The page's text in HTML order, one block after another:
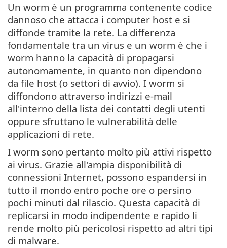
Un worm è un programma contenente codice
dannoso che attacca i computer host e si
diffonde tramite la rete. La differenza
fondamentale tra un virus e un worm è che i
worm hanno la capacità di propagarsi
autonomamente, in quanto non dipendono
da file host (o settori di avvio). I worm si
diffondono attraverso indirizzi e-mail
all'interno della lista dei contatti degli utenti
oppure sfruttano le vulnerabilità delle
applicazioni di rete.
I worm sono pertanto molto più attivi rispetto
ai virus. Grazie all'ampia disponibilità di
connessioni Internet, possono espandersi in
tutto il mondo entro poche ore o persino
pochi minuti dal rilascio. Questa capacità di
replicarsi in modo indipendente e rapido li
rende molto più pericolosi rispetto ad altri tipi
di malware.